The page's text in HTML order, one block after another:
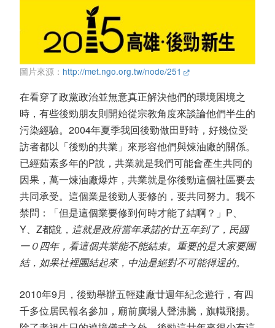
圖片來源： http://met.ngo.org.tw/node/251
在看穿了政黨政治並無意真正解決他們的環境困境之
時，有些後勁朋友則開始從宗教角度來談論他們半生的
污染經驗。2004年夏季我回後勁做田野時，好幾位受
訪者都以「後勁的共業」來形容他們與煉油廠的關係。
已經茹素多年的P說，共業就是我們可能會產生共同的
因果，萬一煉油廠爆炸，共業就是你後勁這個社區要去
共同承受。這個業是後勁人要修的，要共同努力。我不
禁問：「但是這個業要修到何時才能了結啊？」P、
Y、Z都說， 這就是政府當年承諾的廿五年到了，民國
一０四年，看這個共業能不能結束。重要的是大家要團
結，如果社裡團結起來，中油是絕對不可能得逞的。
2010年9月，後勁舉辦五輕建廠廿週年紀念遊行，有四
千多位居民報名參加，廟前廣場人聲沸騰，旗幟飛揚。